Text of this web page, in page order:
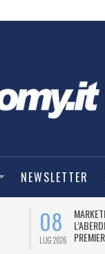
NEWSLETTER
08
LUG 2026